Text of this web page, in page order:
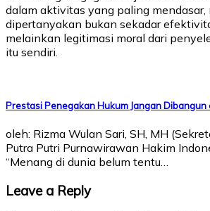
dalam aktivitas yang paling mendasar,
dipertanyakan bukan sekadar
melainkan legitimasi moral dari
itu sendiri.
Prestasi Penegakan Hukum Jangan Dibangun
oleh: Rizma Wulan Sari, SH, MH
Putra Putri Purnawirawan Hakim
“Menang di dunia belum tentu…
Leave a Reply